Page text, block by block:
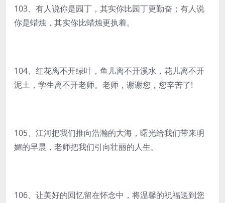
103、有人说你是园丁，其实你比园丁更勤奋；有人说
你是蜡烛，其实你比蜡烛更执着。
104、红花离不开绿叶，鱼儿离不开溪水，花儿离不开
泥土，学生离不开老师。老师，谢谢您，您辛苦了!
105、江河把我们推向浩瀚的大海，曙光给我们带来明
媚的早晨，老师把我们引向壮丽的人生。
106、让美好的回忆留在怀念中，将温馨的祝福送到您